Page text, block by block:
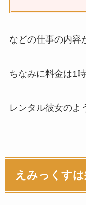
などの仕事の内容
ちなみに料金は1
レンタル彼女のよ
えみっくす